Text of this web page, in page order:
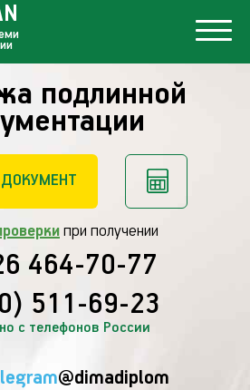
подлинной
при получении
464-70-77
511-69-23
с телефонов России
@dimadiplom